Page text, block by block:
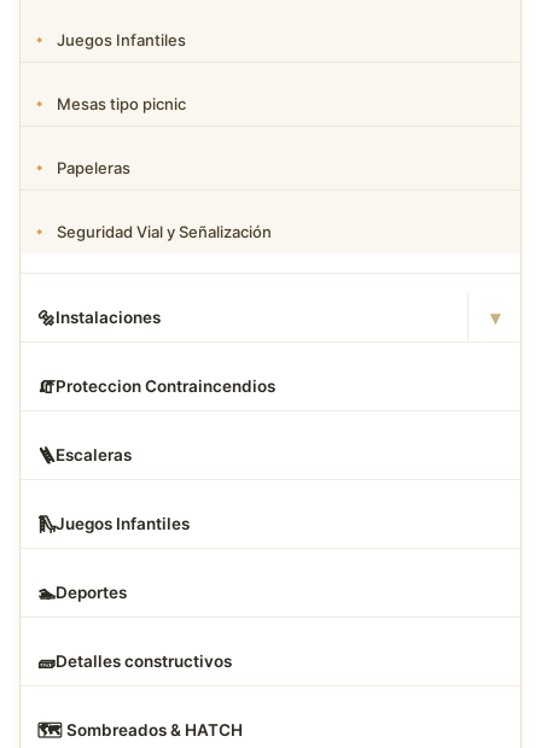
Juegos Infantiles
Mesas tipo picnic
Papeleras
Seguridad Vial y Señalización
🔩Instalaciones ▾
🧯Proteccion Contraincendios
🪜Escaleras
🛝Juegos Infantiles
🏊Deportes
🧱Detalles constructivos
🗺️ Sombreados & HATCH